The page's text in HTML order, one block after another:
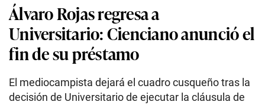
Álvaro Rojas regresa a
Universitario: Cienciano anunció el
fin de su préstamo
El mediocampista dejará el cuadro cusqueño tras la
decisión de Universitario de ejecutar la cláusula de